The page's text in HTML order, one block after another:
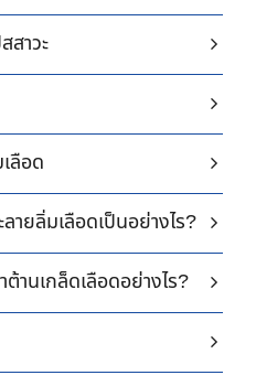
สาวะ
ลือด
ายลิ่มเลือดเป็นอย่างไร?
านเกล็ดเลือดอย่างไร?